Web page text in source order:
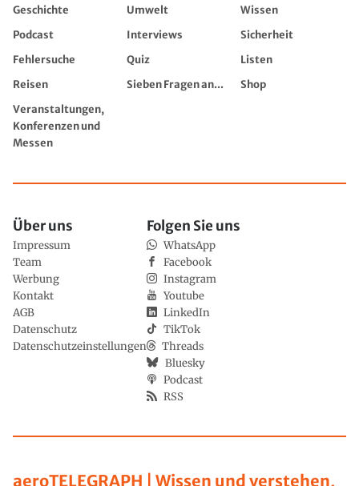
Geschichte Umwelt
Wissen
Podcast
Interviews
Sicherheit
Fehlersuche
Quiz
Listen
Reisen
Sieben Fragen an...
Shop
Veranstaltungen,
Konferenzen und
Messen
aeroTELEGRAPH | Wissen und verstehen,
Über uns
Impressum
Team
Werbung
Kontakt
AGB
Datenschutz
Datenschutzeinstellungen
Folgen Sie uns
WhatsApp
Facebook
Instagram
Youtube
LinkedIn
TikTok
Threads
Bluesky
Podcast
RSS